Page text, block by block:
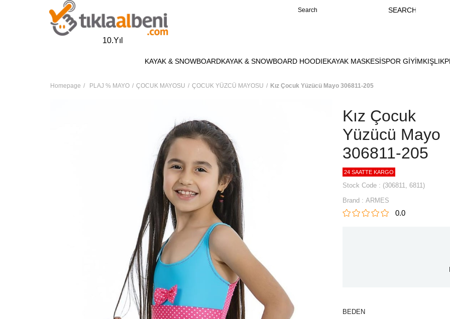
10.Yıl
KAYAK & SNOWBOARDKAYAK & SNOWBOARD HOODIEKAYAK MASKESİSPOR GİYİMKIŞLIK
Homepage PLAJ % MAYO ÇOCUK MAYOSU ÇOCUK YÜZCÜ MAYOSU Kız Çocuk Yüzücü Mayo 306811-205
Kız Çocuk
Yüzücü Mayo
306811-205
24 SAATTE KARGO
Stock Code
(306811, 6811)
Brand : ARMES
0.0
BEDEN